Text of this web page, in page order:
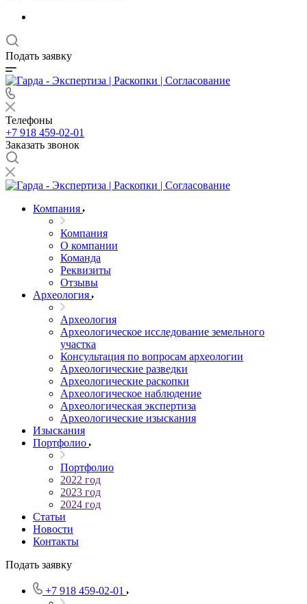
Подать заявку
Телефоны
+7 918 459-02-01
Заказать звонок
Компания
Компания
О компании
Команда
Реквизиты
Отзывы
Археология
Археология
Археологическое исследование земельного
участка
Консультация по вопросам археологии
Археологические разведки
Археологические раскопки
Археологическое наблюдение
Археологическая экспертиза
Археологические изыскания
Изыскания
Портфолио
Портфолио
2022 год
2023 год
2024 год
Статьи
Новости
Контакты
Подать заявку
+7 918 459-02-01